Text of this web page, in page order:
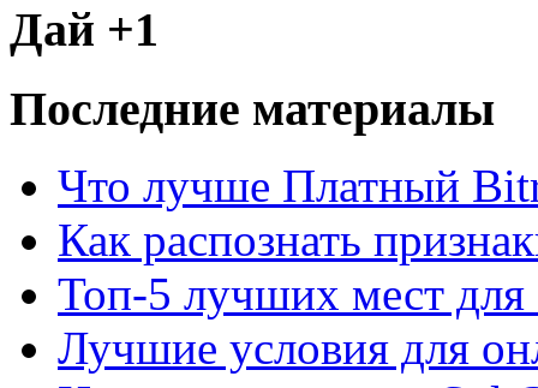
Дай +1
Последние материалы
Что лучше Платный
Как распознать
Топ-5 лучших мест для
Лучшие условия для